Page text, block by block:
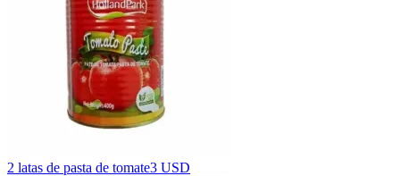
2 latas de pasta de tomate3 USD